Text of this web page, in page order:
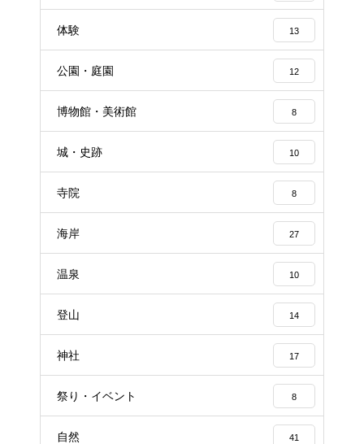
体験 13
公園・庭園 12
博物館・美術館 8
城・史跡 10
寺院 8
海岸 27
温泉 10
登山 14
神社 17
祭り・イベント 8
自然 41